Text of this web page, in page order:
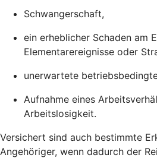
Schwangerschaft,
ein erheblicher Schaden am
Elementarereignisse oder
unerwartete
Aufnahme eines
Arbeitslosigkeit.
Versichert sind auch bestimmte
Angehöriger, wenn dadurch der